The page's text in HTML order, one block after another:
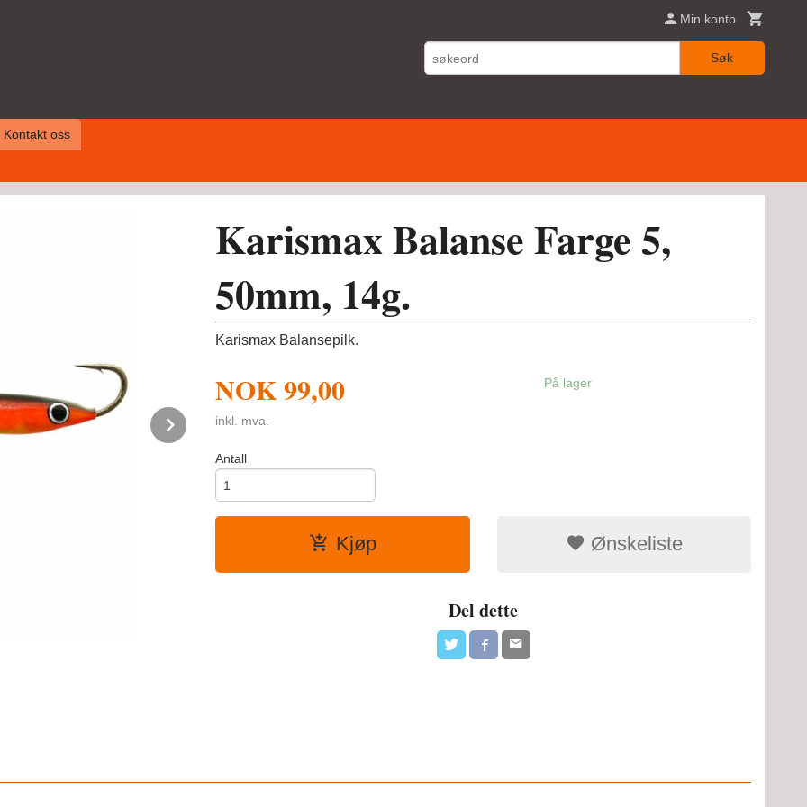
Min konto
Søk
Kontakt oss
Next
Karismax Balanse Farge 5,
50mm, 14g.
Karismax Balansepilk.
NOK99,00
inkl. mva.
På lager
Antall
Kjøp Ønskeliste
Del dette